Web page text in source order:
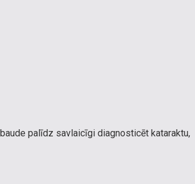
palīdz savlaicīgi diagnosticēt kataraktu,